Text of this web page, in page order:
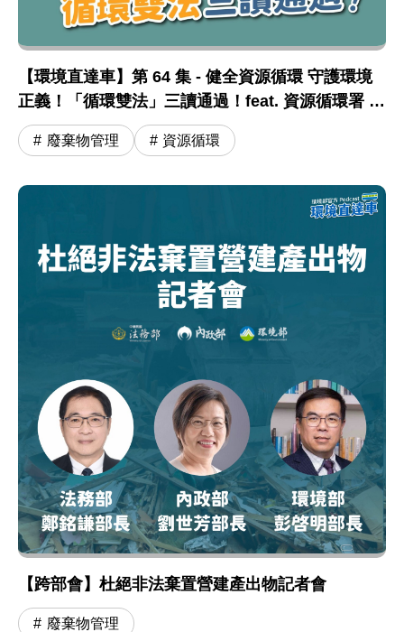
【環境直達車】第 64 集 - 健全資源循環 守護環境
正義！「循環雙法」三讀通過！feat. 資源循環署 蔣
震彥組長
廢棄物管理 資源循環
【跨部會】杜絕非法棄置營建產出物記者會
廢棄物管理